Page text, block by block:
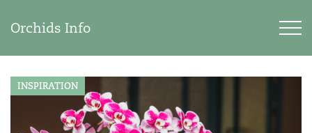
Orchids Info
INSPIRATION